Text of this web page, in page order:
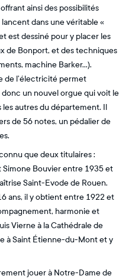
ainsi des possibilités
dans une véritable «
est dessiné pour y placer les
de Bonport, et des techniques
machine Barker...).
de l’électricité permet
un nouvel orgue qui voit le
les autres du département. Il
de 56 notes, un pédalier de
que deux titulaires :
Bouvier entre 1935 et
Saint-Evode de Rouen.
ans, il y obtient entre 1922 et
harmonie et
Vierne à la Cathédrale de
à Saint Étienne-du-Mont et y
jouer à Notre-Dame de